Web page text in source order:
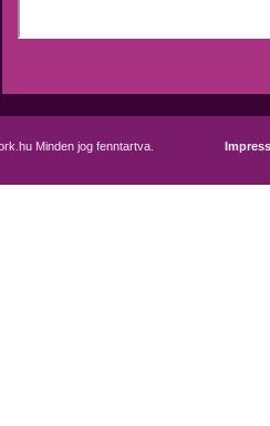
Minden jog fenntartva.